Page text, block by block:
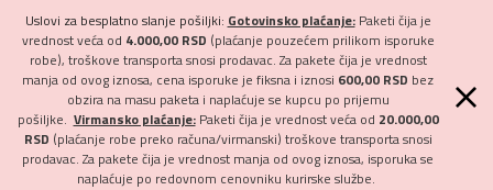
Uslovi za besplatno slanje pošiljki: Gotovinsko plaćanje:Paketi čija je
vrednost veća od 4.000,00 RSD (plaćanje pouzećem prilikom isporuke
robe), troškove transporta snosi prodavac. Za pakete čija je vrednost
manja od ovog iznosa, cena isporuke je fiksna i iznosi 600,00 RSD bez
obzira na masu paketa i naplaćuje se kupcu po prijemu
pošiljke. Virmansko plaćanje:Paketi čija je vrednost veća od 20.000,00
RSD (plaćanje robe preko računa/virmanski) troškove transporta snosi
prodavac. Za pakete čija je vrednost manja od ovog iznosa, isporuka se
naplaćuje po redovnom cenovniku kurirske službe.